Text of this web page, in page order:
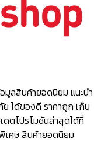
ลสินค้ายอดนิยม แนะนำ
ได้ของดี ราคาถูก เก็บ
ตโปรโมชันล่าสุดได้ที่
เศษ สินค้ายอดนิยม